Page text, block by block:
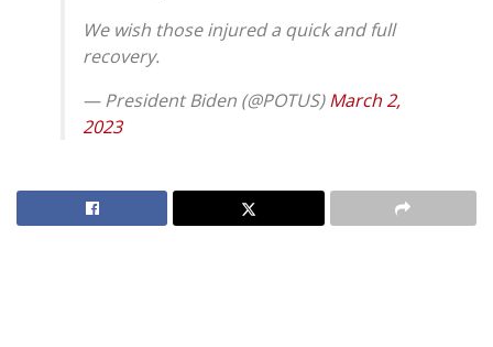
We wish those injured a quick and full
recovery.
— President Biden (@POTUS)March 2,
2023